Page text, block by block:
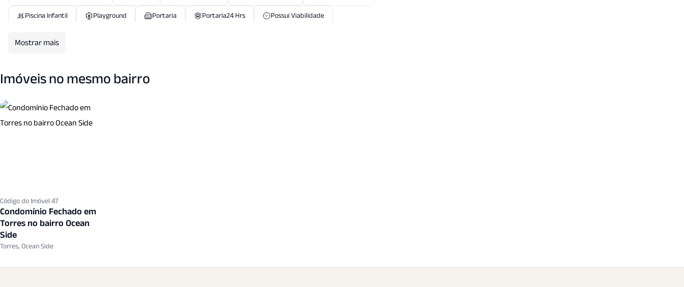
Piscina Infantil
Playground Portaria Portaria24 Hrs
Possui Viabilidade
Mostrar mais
Imóveis no mesmo bairro
Código do Imóvel 47
Condomínio Fechado em
Torres no bairro Ocean
Side
Torres, Ocean Side